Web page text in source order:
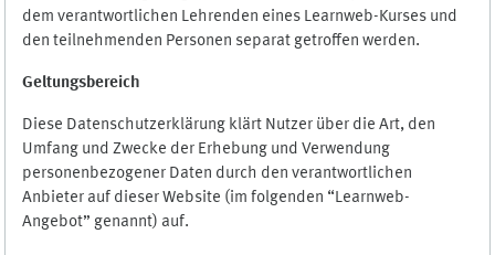
dem verantwortlichen Lehrenden eines Learnweb-Kurses und
den teilnehmenden Personen separat getroffen werden.
Geltungsbereich
Diese Datenschutzerklärung klärt Nutzer über die Art, den
Umfang und Zwecke der Erhebung und Verwendung
personenbezogener Daten durch den verantwortlichen
Anbieter auf dieser Website (im folgenden “Learnweb-
Angebot” genannt) auf.